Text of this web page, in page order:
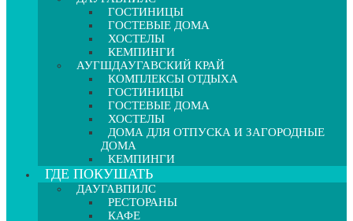
ГОСТИНИЦЫ
ГОСТЕВЫЕ ДОМА
ХОСТЕЛЫ
КЕМПИНГИ
АУГШДАУГАВСКИЙ КРАЙ
КОМПЛЕКСЫ ОТДЫХА
ГОСТИНИЦЫ
ГОСТЕВЫЕ ДОМА
ХОСТЕЛЫ
ДОМА ДЛЯ ОТПУСКА И ЗАГОРОДНЫЕ
ДОМА
КЕМПИНГИ
ГДЕ ПОКУШАТЬ
ДАУГАВПИЛС
РЕСТОРАНЫ
КАФЕ